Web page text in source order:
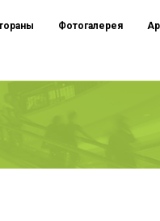
Фотогалерея